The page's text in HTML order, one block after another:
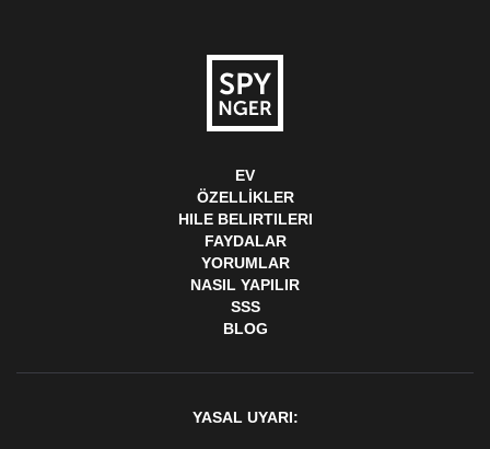
EV
ÖZELLIKLER
HILE BELIRTILERI
FAYDALAR
YORUMLAR
NASIL YAPILIR
SSS
BLOG
YASAL UYARI: